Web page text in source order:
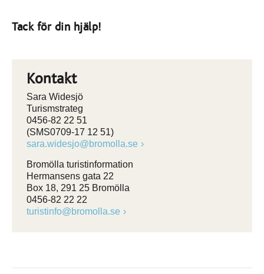
Tack för din hjälp!
Kontakt
Sara Widesjö
Turismstrateg
0456-82 22 51
(SMS0709-17 12 51)
sara.widesjo@bromolla.se
Bromölla turistinformation
Hermansens gata 22
Box 18, 291 25 Bromölla
0456-82 22 22
turistinfo@bromolla.se